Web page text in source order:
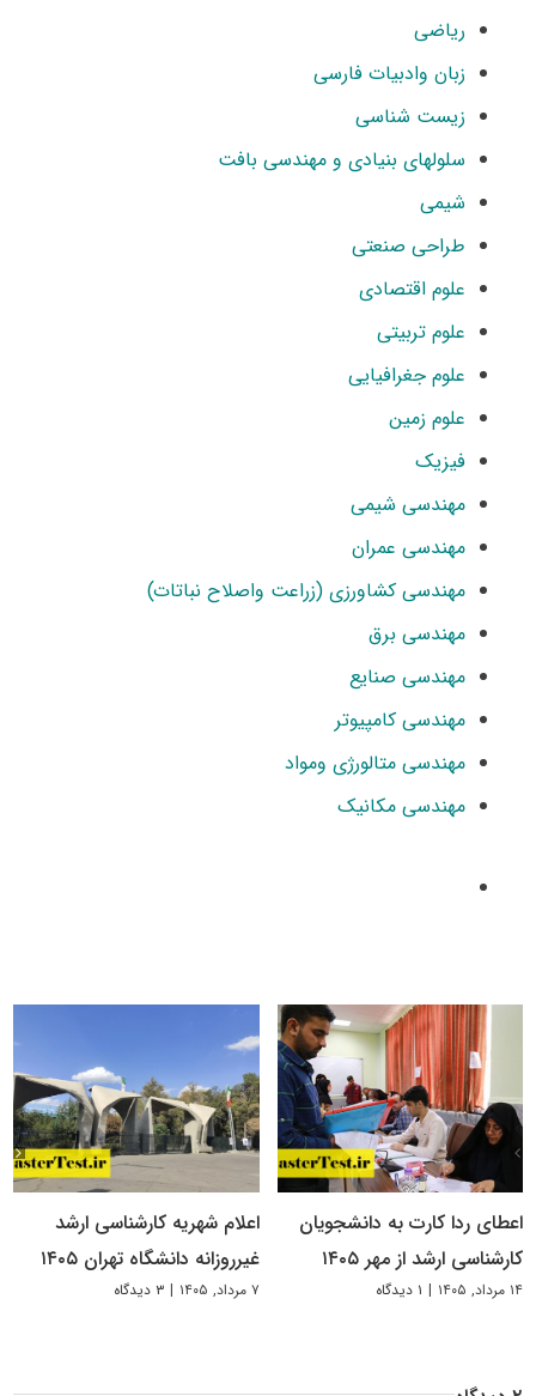
ریاضی
زبان وادبیات فارسی
زیست شناسی
سلولهای بنیادی و مهندسی بافت
شیمی
طراحی صنعتی
علوم اقتصادی
علوم تربیتی
علوم جغرافیایی
علوم زمین
فیزیک
مهندسی شیمی
مهندسی عمران
مهندسی کشاورزی (زراعت واصلاح نباتات)
مهندسی برق
مهندسی صنایع
مهندسی کامپیوتر
مهندسی متالورژی ومواد
مهندسی مکانیک
اعطای ردا کارت به دانشجویان
کارشناسی ارشد از مهر ۱۴۰۵
۱۴ مرداد, ۱۴۰۵ | ۱ دیدگاه
اعلام شهریه کارشناسی ارشد
غیرروزانه دانشگاه تهران ۱۴۰۵
۷ مرداد, ۱۴۰۵ | ۳ دیدگاه